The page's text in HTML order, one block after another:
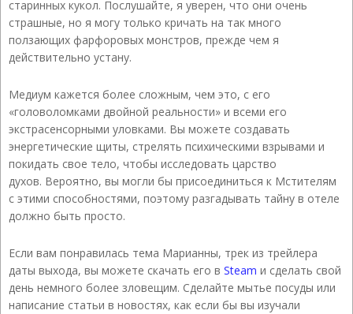
старинных кукол. Послушайте, я уверен, что они очень
страшные, но я могу только кричать на так много
ползающих фарфоровых монстров, прежде чем я
действительно устану.
Медиум кажется более сложным, чем это, с его
«головоломками двойной реальности» и всеми его
экстрасенсорными уловками. Вы можете создавать
энергетические щиты, стрелять психическими взрывами и
покидать свое тело, чтобы исследовать царство
духов. Вероятно, вы могли бы присоединиться к Мстителям
с этими способностями, поэтому разгадывать тайну в отеле
должно быть просто.
Если вам понравилась тема Марианны, трек из трейлера
даты выхода, вы можете скачать его в Steam и сделать свой
день немного более зловещим. Сделайте мытье посуды или
написание статьи в новостях, как если бы вы изучали